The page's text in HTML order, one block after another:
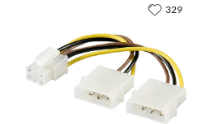
329